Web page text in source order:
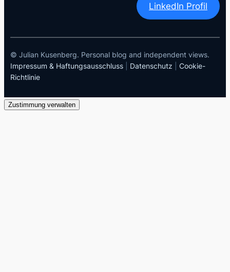
LinkedIn Profil
© Julian Kusenberg. Personal blog and independent views.
Impressum & Haftungsausschluss
Datenschutz
Cookie-
Richtlinie
Zustimmung verwalten